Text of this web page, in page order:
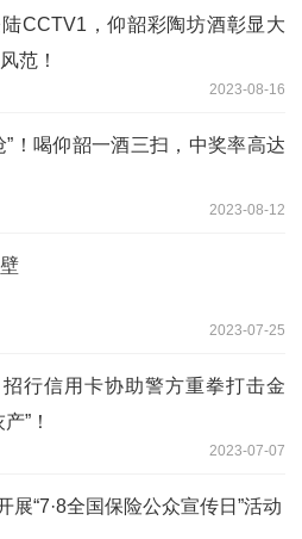
CCTV1，仰韶彩陶坊酒彰显大
范！
2023-08-16
”！喝仰韶一酒三扫，中奖率高达
2023-08-12
2023-07-25
行信用卡协助警方重拳打击金
”！
2023-07-07
“7·8全国保险公众宣传日”活动